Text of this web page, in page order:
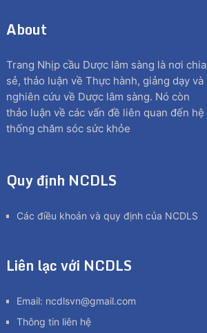
About
Trang Nhịp cầu Dược lâm sàng là nơi chia
sẻ, thảo luận về Thực hành, giảng dạy và
nghiên cứu về Dược lâm sàng. Nó còn
thảo luận về các vấn đề liên quan đến hệ
thống chăm sóc sức khỏe
Quy định NCDLS
Các điều khoản và quy định của NCDLS
Liên lạc với NCDLS
Email: ncdlsvn@gmail.com
Thông tin liên hệ